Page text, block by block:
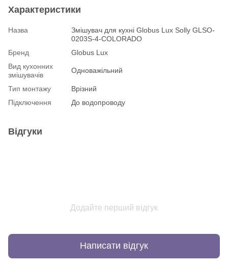
Характеристики
Назва
Змішувач для кухні Globus Lux Solly GLSO-
0203S-4-COLORADO
Бренд
Globus Lux
Вид кухонних
змішувачів
Одноважільний
Тип монтажу
Врізний
Підключення
До водопроводу
Відгуки
Додайте перший відгук
Написати відгук